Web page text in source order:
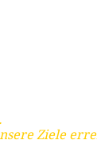
Ziele